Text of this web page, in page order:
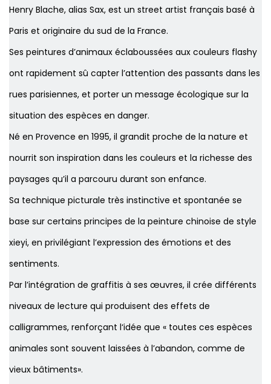
Henry Blache, alias Sax, est un street artist français basé à
Paris et originaire du sud de la France.
Ses peintures d’animaux éclaboussées aux couleurs flashy
ont rapidement sû capter l’attention des passants dans les
rues parisiennes, et porter un message écologique sur la
situation des espèces en danger.
Né en Provence en 1995, il grandit proche de la nature et
nourrit son inspiration dans les couleurs et la richesse des
paysages qu’il a parcouru durant son enfance.
Sa technique picturale très instinctive et spontanée se
base sur certains principes de la peinture chinoise de style
xieyi, en privilégiant l’expression des émotions et des
sentiments.
Par l’intégration de graffitis à ses œuvres, il crée différents
niveaux de lecture qui produisent des effets de
calligrammes, renforçant l‘idée que « toutes ces espèces
animales sont souvent laissées à l’abandon, comme de
vieux bâtiments».